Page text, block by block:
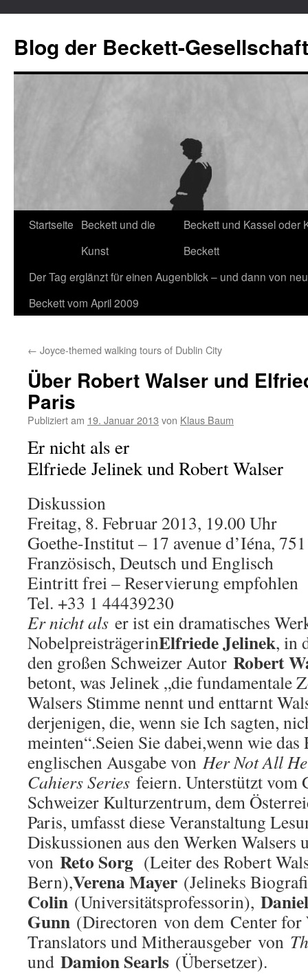
Blog der Beckett-Gesellschaft
Zum
springen
Startseite Beckett und die
Kunst
Beckett und Kassel oder
Beckett
Der Tag erglänzt für einen Augenblick – und dann von
Beckett vom April 2009
← Joyce-themed walking tours of Dublin City
Über Robert Walser und
Paris
Publiziert am 19. Januar 2013 von Klaus Baum
Er nicht als er
Elfriede Jelinek und Robert Walser
Diskussion
Freitag, 8. Februar 2013, 19.00 Uhr
Goethe-Institut – 17 avenue d’Iéna,
Französisch, Deutsch und Englisch
Eintritt frei – Reservierung empfohlen
Tel. +33 1 44439230
Er nicht als er ist ein dramatisches
NobelpreisträgerinElfriede Jelinek, in
den großen Schweizer Autor Robert
betont, was Jelinek „die fundamentale
Walsers Stimme nennt und enttarnt
derjenigen, die, wenn sie Ich sagten,
meinten“.Seien Sie dabei,wenn wie das
englischen Ausgabe von Her Not All
Cahiers Series feiern. Unterstützt vom
Schweizer Kulturzentrum, dem
Paris, umfasst diese Veranstaltung
Diskussionen aus den Werken Walsers
von Reto Sorg (Leiter des Robert
Bern),Verena Mayer (Jelineks
Colin (Universitätsprofessorin),
Gunn (Directoren von dem Center for
Translators und Mitherausgeber von
und Damion Searls (Übersetzer).